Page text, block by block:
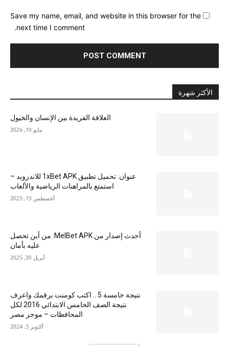
Save my name, email, and website in this browser for the
next time I comment.
الأكثر شهرة
العلاقة الفريدة بين الإنسان والخيول
مايو 19, 2026
عنوان: تحميل تطبيق 1xBet APK للاندرويد –
استمتع بالمراهنات الرياضية والألعاب
أغسطس 13, 2025
أحدث إصدار من MelBet APK: من أين تحصل
عليه بأمان
أبريل 30, 2025
نتيجة خامسة 5 .. اكتب كومنت برقمك واعرف
نتيجة الصف الخامس الابتدائي 2016 لكل
المحافظات – موجز مصر
أكتوبر 5, 2024